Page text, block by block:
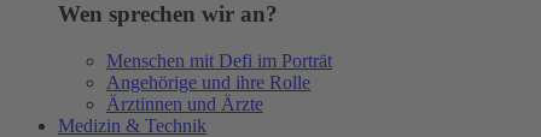
Wen sprechen wir an?
Menschen mit Defi im Porträt
Angehörige und ihre Rolle
Ärztinnen und Ärzte
Medizin & Technik